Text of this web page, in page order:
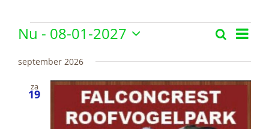
Evenementen
Zoeken
Zoeken
Lijst
Nu - 08-01-2027
een
datum.
september 2026
za
19